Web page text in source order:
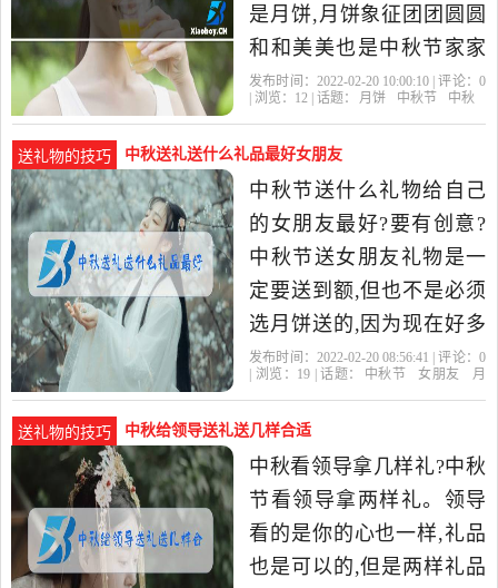
是月饼,月饼象征团团圆圆
和和美美也是中秋节家家
必备的美食之一,除了月饼
发布时间：2022-02-20 10:00:10 | 评论： 0
| 浏览： 12 | 话题： 月饼 中秋节 中秋
送礼物的技巧 中秋送礼送什么礼品最好女朋友
中秋节送什么礼物给自己
的女朋友最好?要有创意?
中秋节送女朋友礼物是一
定要送到额,但也不是必须
选月饼送的,因为现在好多
年轻人不喜欢吃月饼了,你
发布时间：2022-02-20 08:56:41 | 评论： 0
| 浏览： 19 | 话题： 中秋节 女朋友
月
送礼物的技巧 中秋给领导送礼送几样合适
中秋看领导拿几样礼?中秋
节看领导拿两样礼。领导
看的是你的心也一样,礼品
也是可以的,但是两样礼品